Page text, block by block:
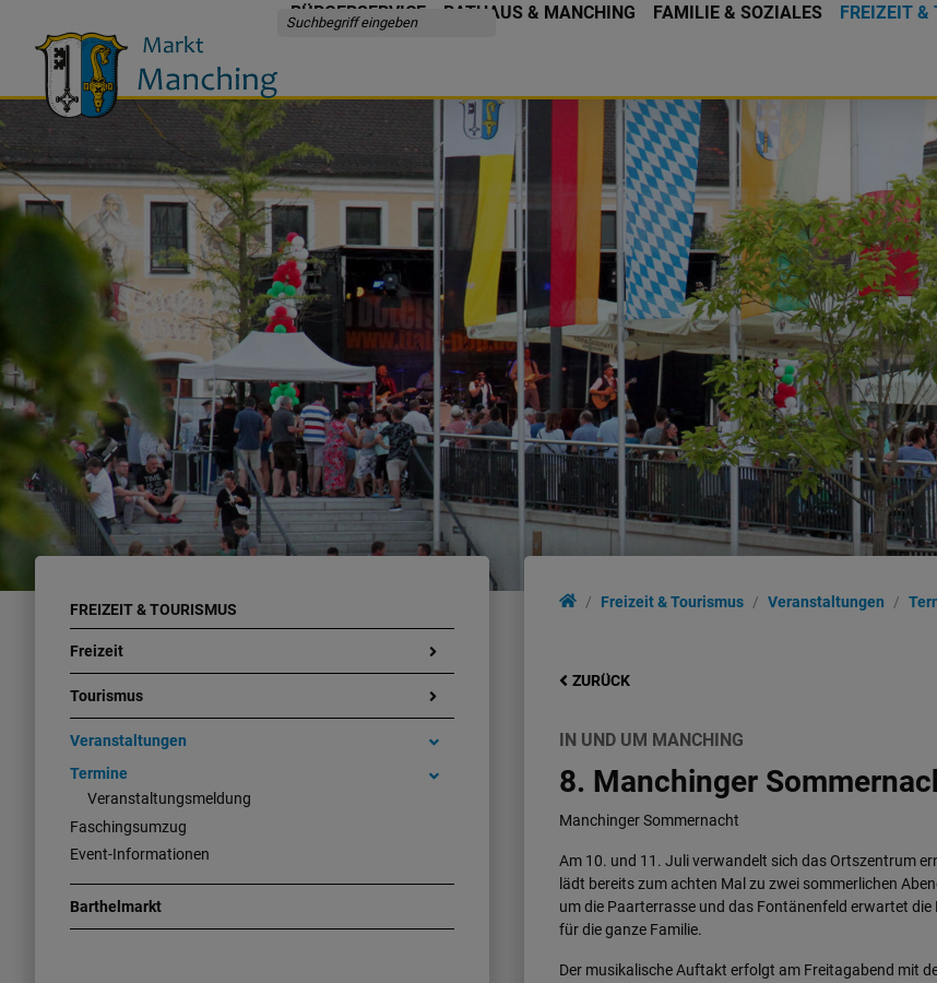
BÜRGERSERVICE RATHAUS & MANCHING FAMILIE & SOZIALES FREIZEIT &
FREIZEIT & TOURISMUS
Freizeit
Tourismus
Veranstaltungen
Termine
Veranstaltungsmeldung
Faschingsumzug
Event-Informationen
Barthelmarkt
Freizeit & Tourismus Veranstaltungen
ZURÜCK
IN UND UM MANCHING
8. Manchinger
Manchinger Sommernacht
Am 10. und 11. Juli verwandelt sich das Ortszentrum
lädt bereits zum achten Mal zu zwei sommerlichen
um die Paarterrasse und das Fontänenfeld erwartet
für die ganze Familie.
Der musikalische Auftakt erfolgt am Freitagabend mit